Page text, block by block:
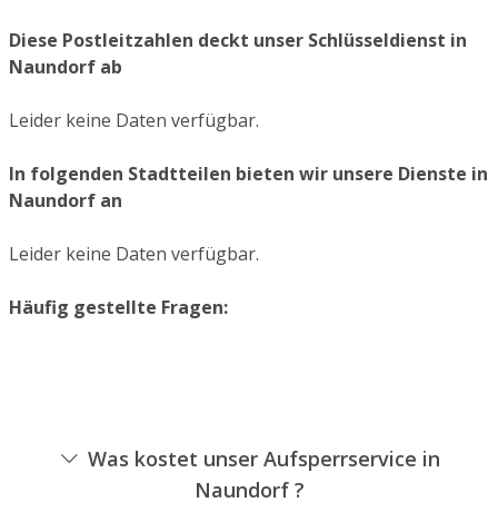
Diese Postleitzahlen deckt unser Schlüsseldienst in
Naundorf ab
Leider keine Daten verfügbar.
In folgenden Stadtteilen bieten wir unsere Dienste in
Naundorf an
Leider keine Daten verfügbar.
Häufig gestellte Fragen:
Was kostet unser Aufsperrservice in
Naundorf ?